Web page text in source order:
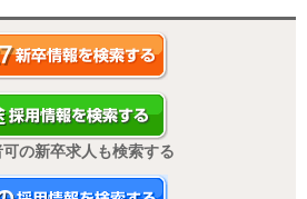
の新卒求人も検索する